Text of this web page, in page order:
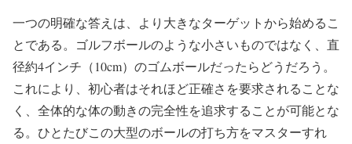
一つの明確な答えは、より大きなターゲットから始めるこ
とである。ゴルフボールのような小さいものではなく、直
径約4インチ（10cm）のゴムボールだったらどうだろう。
これにより、初心者はそれほど正確さを要求されることな
く、全体的な体の動きの完全性を追求することが可能とな
る。ひとたびこの大型のボールの打ち方をマスターすれ